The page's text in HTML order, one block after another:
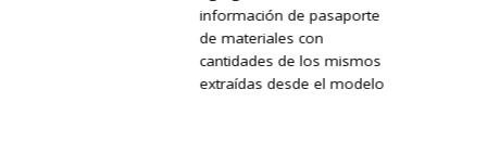
información de pasaporte
de materiales con
cantidades de los mismos
extraídas desde el modelo